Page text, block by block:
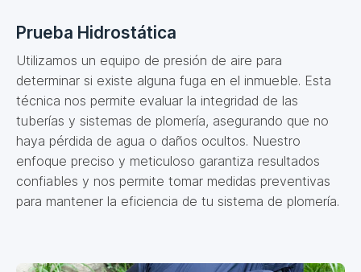
Prueba Hidrostática
Utilizamos un equipo de presión de aire para
determinar si existe alguna fuga en el inmueble. Esta
técnica nos permite evaluar la integridad de las
tuberías y sistemas de plomería, asegurando que no
haya pérdida de agua o daños ocultos. Nuestro
enfoque preciso y meticuloso garantiza resultados
confiables y nos permite tomar medidas preventivas
para mantener la eficiencia de tu sistema de plomería.